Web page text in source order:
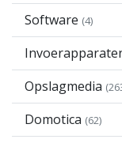
Software (4)
Opslagmedia
Domotica (62)